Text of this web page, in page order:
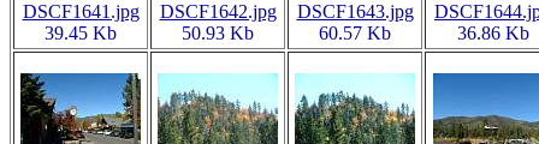
DSCF1641.jpg
39.45 Kb
DSCF1642.jpg
50.93 Kb
DSCF1643.jpg
60.57 Kb
36.86 Kb